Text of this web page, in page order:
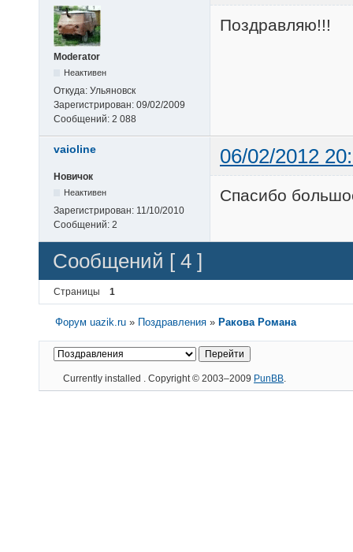
Moderator
Неактивен
Откуда: Ульяновск
Зарегистрирован: 09/02/2009
Сообщений: 2 088
Поздравляю!!!
vaioline 06/02/2012
Новичок
Неактивен
Зарегистрирован: 11/10/2010
Сообщений: 2
Спасибо
Сообщений [ 4 ]
Страницы 1
Форум uazik.ru » Поздравления » Ракова Романа
Currently installed . Copyright © 2003–2009 PunBB